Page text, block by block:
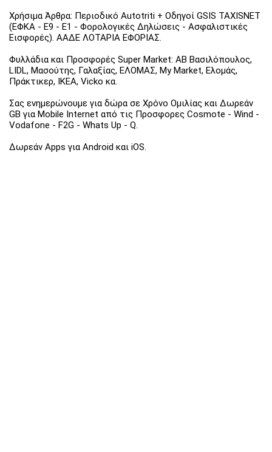
Χρήσιμα Άρθρα: Περιοδικό Autotriti + Οδηγοί GSIS TAXISNET
(ΕΦΚΑ - Ε9 - Ε1 - Φορολογικές Δηλώσεις - Ασφαλιστικές
Εισφορές). ΑΑΔΕ ΛΟΤΑΡΙΑ ΕΦΟΡΙΑΣ.
Φυλλάδια και Προσφορές Super Market: ΑΒ Βασιλόπουλος,
LIDL, Μασούτης, Γαλαξίας, ΕΛΟΜΑΣ, My Market, Ελομάς,
Πράκτικερ, ΙΚΕΑ, Vicko κα.
Σας ενημερώνουμε για δώρα σε Χρόνο Ομιλίας και Δωρεάν
GB για Mobile Internet από τις Προσφορες Cosmote - Wind -
Vodafone - F2G - Whats Up - Q.
Δωρεάν Apps για Android και iOS.